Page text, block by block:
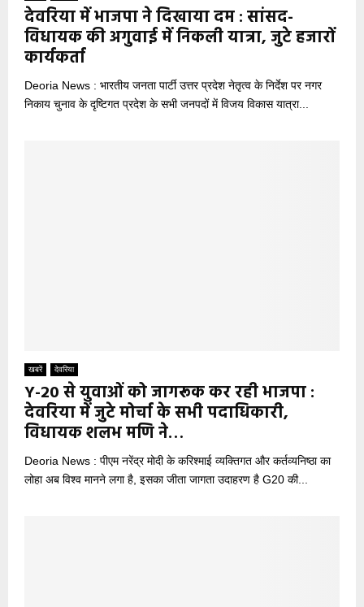
देवरिया में भाजपा ने दिखाया दम : सांसद-
विधायक की अगुवाई में निकली यात्रा, जुटे हजारों
कार्यकर्ता
Deoria News : भारतीय जनता पार्टी उत्तर प्रदेश नेतृत्व के निर्देश पर नगर
निकाय चुनाव के दृष्टिगत प्रदेश के सभी जनपदों में विजय विकास यात्रा...
खबरें देवरिया
Y-20 से युवाओं को जागरूक कर रही भाजपा :
देवरिया में जुटे मोर्चा के सभी पदाधिकारी,
विधायक शलभ मणि ने…
Deoria News : पीएम नरेंद्र मोदी के करिश्माई व्यक्तिगत और कर्तव्यनिष्ठा का
लोहा अब विश्व मानने लगा है, इसका जीता जागता उदाहरण है G20 की...